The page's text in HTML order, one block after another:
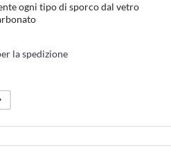
ogni tipo di sporco dal vetro
la spedizione